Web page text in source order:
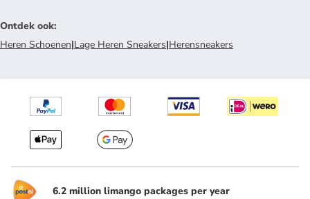
Ontdek ook:
Heren Schoenen|Lage Heren Sneakers|Herensneakers
6.2 million limango packages per year